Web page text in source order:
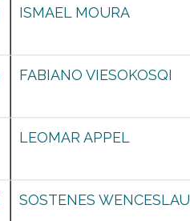
ISMAEL MOURA
FABIANO VIESOKOSQI
LEOMAR APPEL
SOSTENES WENCESLAU